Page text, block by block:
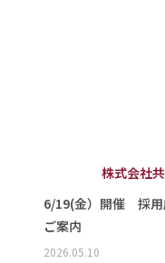
株式会社
6/19(金）開催 採用
ご案内
2026.05.10